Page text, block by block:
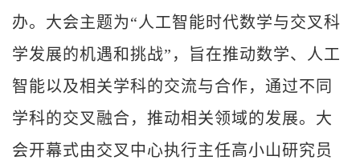
办。大会主题为“人工智能时代数学与交叉科
学发展的机遇和挑战”，旨在推动数学、人工
智能以及相关学科的交流与合作，通过不同
学科的交叉融合，推动相关领域的发展。大
会开幕式由交叉中心执行主任高小山研究员